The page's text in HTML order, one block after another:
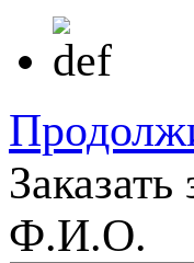
Заказать
Ф.И.О.